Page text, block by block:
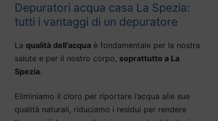
Depuratori acqua casa La Spezia:
tutti i vantaggi di un depuratore
La qualità dell’acqua è fondamentale per la nostra
salute e per il nostro corpo, soprattutto a La
Spezia.
Eliminiamo il cloro per riportare l’acqua alle sue
qualità naturali, riduciamo i residui per rendere